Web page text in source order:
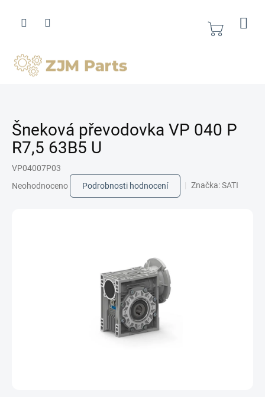
obsah
Nákupní
Šneková převodovka VP 040 P
R7,5 63B5 U
VP04007P03
hodnocení
Neohodnoceno Podrobnosti hodnocení Značka:SATI